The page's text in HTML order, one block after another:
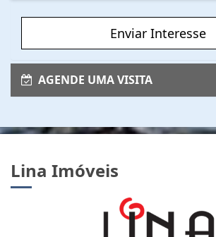
Enviar Interesse
AGENDE UMA VISITA
3 SUÍTES - LADO PRAIA - GUARUJÁ
3 4 1